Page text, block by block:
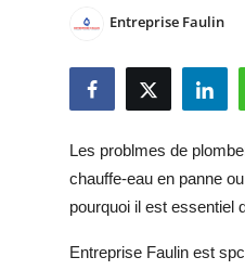
News Network
Guest Posting
Crypto
Entreprise Faulin
Les problmes de
chauffe-eau en panne
pourquoi il est essentiel
Entreprise Faulin est